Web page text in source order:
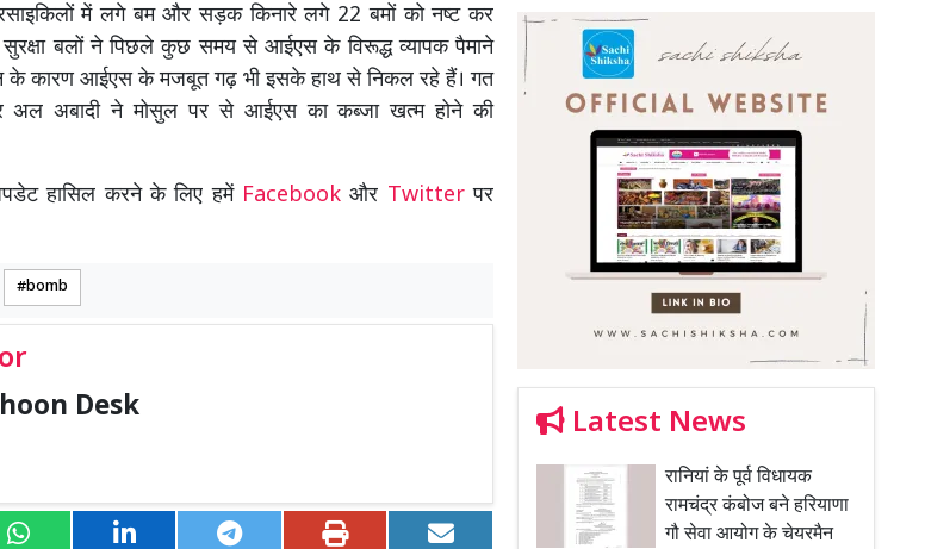
में लगे बम और सड़क किनारे लगे 22 बमों को नष्ट कर
सुरक्षा बलों ने पिछले कुछ समय से आईएस के विरूद्ध व्यापक पैमाने
के कारण आईएस के मजबूत गढ़ भी इसके हाथ से निकल रहे हैं। गत
अल अबादी ने मोसुल पर से आईएस का कब्जा खत्म होने की
हासिल करने के लिए हमें Facebookऔर Twitterपर
bomb
Desk Latest News
रानियां के पूर्व विधायक
रामचंद्र कंबोज बने हरियाणा
गौ सेवा आयोग के चेयरमैन